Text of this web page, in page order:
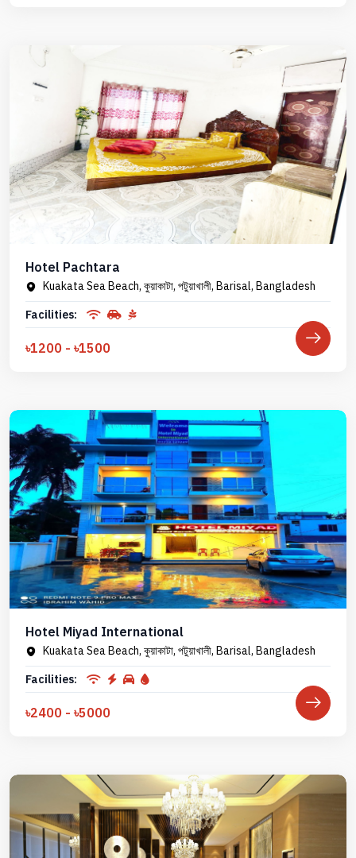
Hotel Pachtara
Kuakata Sea Beach, কুয়াকাটা, পটুয়াখালী, Barisal, Bangladesh
Facilities:
৳1200 - ৳1500
Hotel Miyad International
Kuakata Sea Beach, কুয়াকাটা, পটুয়াখালী, Barisal, Bangladesh
Facilities:
৳2400 - ৳5000